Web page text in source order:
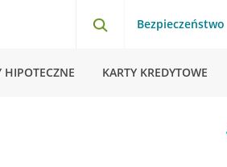
Bezpieczeństwo
HIPOTECZNE KARTY KREDYTOWE